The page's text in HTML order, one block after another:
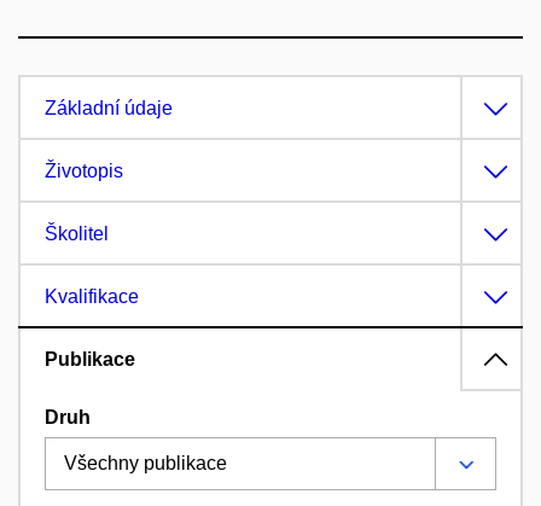
Základní údaje
Životopis
Školitel
Kvalifikace
Publikace
Druh